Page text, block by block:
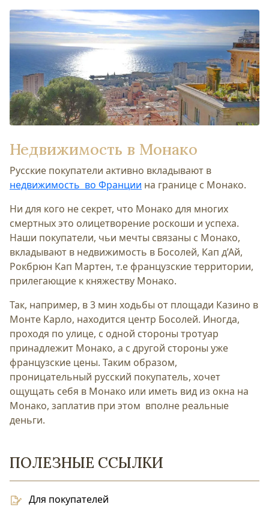
Недвижимость в Монако
Русские покупатели активно вкладывают в
недвижимость во Франции на границе с Монако.
Ни для кого не секрет, что Монако для многих
смертных это олицетворение роскоши и успеха.
Наши покупатели, чьи мечты связаны с Монако,
вкладывают в недвижимость в Босолей, Кап д’Ай,
Рокбрюн Кап Мартен, т.е французские территории,
прилегающие к княжеству Монако.
Так, например, в 3 мин ходьбы от площади Казино в
Монте Карло, находится центр Босолей. Иногда,
проходя по улице, с одной стороны тротуар
принадлежит Монако, а с другой стороны уже
французские цены. Таким образом,
проницательный русский покупатель, хочет
ощущать себя в Монако или иметь вид из окна на
Монако, заплатив при этом вполне реальные
деньги.
ПОЛЕЗНЫЕ ССЫЛКИ
Для покупателей